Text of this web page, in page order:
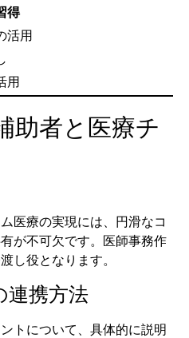
得
活用
用
助者と医療チ
医療の実現には、円滑なコ
が不可欠です。医師事務作
し役となります。
連携方法
トについて、具体的に説明